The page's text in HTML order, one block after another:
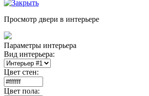
Просмотр двери в интерьере
Параметры интерьера
Вид интерьера:
Цвет стен:
Цвет пола: